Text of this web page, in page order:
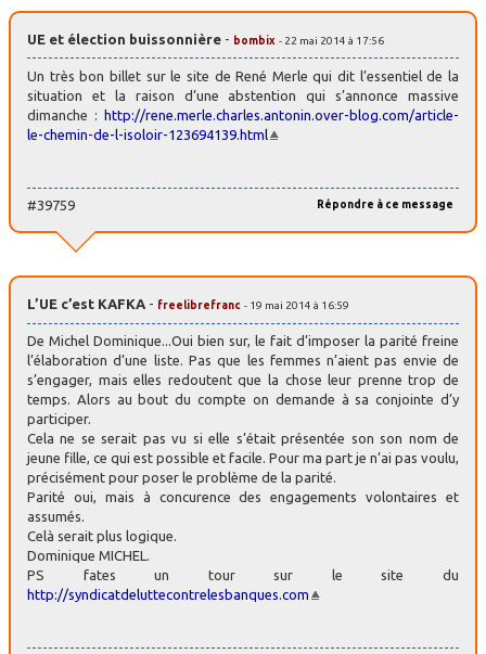
UE et élection buissonnière - bombix - 22 mai 2014 à 17:56
Un très bon billet sur le site de René Merle qui dit l’essentiel de la
situation et la raison d’une abstention qui s’annonce massive
dimanche : http://rene.merle.charles.antonin.over-blog.com/article-
le-chemin-de-l-isoloir-123694139.html
Répondre à ce message
#39759
L’UE c’est KAFKA - freelibrefranc - 19 mai 2014 à 16:59
De Michel Dominique...Oui bien sur, le fait d’imposer la parité freine
l’élaboration d’une liste. Pas que les femmes n’aient pas envie de
s’engager, mais elles redoutent que la chose leur prenne trop de
temps. Alors au bout du compte on demande à sa conjointe d’y
participer.
Cela ne se serait pas vu si elle s’était présentée son son nom de
jeune fille, ce qui est possible et facile. Pour ma part je n’ai pas voulu,
précisément pour poser le problème de la parité.
Parité oui, mais à concurence des engagements volontaires et
assumés.
Celà serait plus logique.
Dominique MICHEL.
PS fates un tour sur le site du
http://syndicatdeluttecontrelesbanques.com